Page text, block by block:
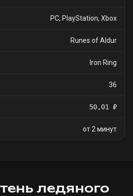
PC, PlayStation, Xbox
Runes of Aldur
Iron Ring
36
50,01 ₽
от 2 минут
ледяного